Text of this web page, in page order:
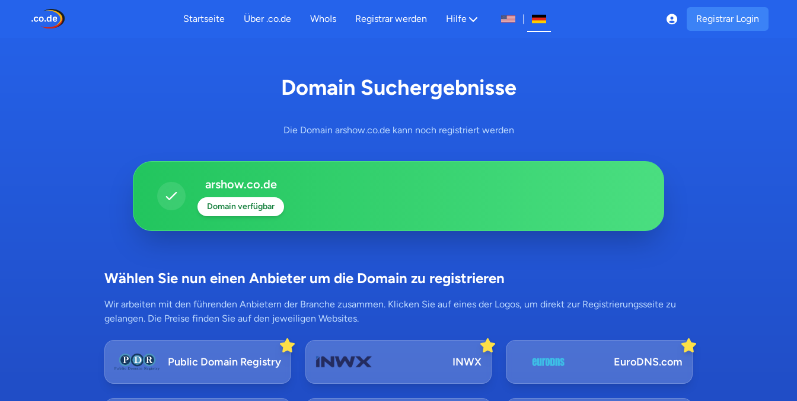
Startseite Über .co.de WhoIs Registrar werden Hilfe | Registrar Login
Domain Suchergebnisse
Die Domain arshow.co.de kann noch registriert werden
arshow.co.de
Domain verfügbar
Wählen Sie nun einen Anbieter um die Domain zu registrieren
Wir arbeiten mit den führenden Anbietern der Branche zusammen. Klicken Sie auf eines der Logos, um direkt zur Registrierungsseite zu
gelangen. Die Preise finden Sie auf den jeweiligen Websites.
Public Domain Registry INWX EuroDNS.com